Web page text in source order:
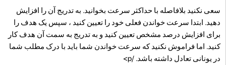
سعی نکنید بلافاصله با حداکثر سرعت بخوانید. به تدریج آن را افزایش
دهید. ابتدا سرعت خواندن فعلی خود را تعیین کنید ، سپس یک هدف را
برای افزایش درصد مشخص تعیین کنید و به تدریج به سمت آن هدف کار
کنید. اما فراموش نکنید که سرعت خواندن شما باید با درک مطلب شما
در یونانی تعادل داشته باشد. /p>